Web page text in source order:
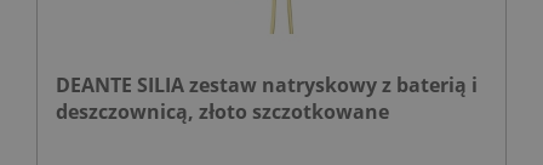
DEANTE SILIA zestaw natryskowy z baterią i
deszczownicą, złoto szczotkowane